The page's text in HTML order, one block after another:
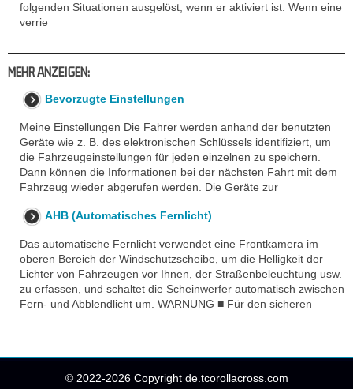
folgenden Situationen ausgelöst, wenn er aktiviert ist: Wenn eine
verrie
MEHR ANZEIGEN:
Bevorzugte Einstellungen
Meine Einstellungen Die Fahrer werden anhand der benutzten
Geräte wie z. B. des elektronischen Schlüssels identifiziert, um
die Fahrzeugeinstellungen für jeden einzelnen zu speichern.
Dann können die Informationen bei der nächsten Fahrt mit dem
Fahrzeug wieder abgerufen werden. Die Geräte zur
AHB (Automatisches Fernlicht)
Das automatische Fernlicht verwendet eine Frontkamera im
oberen Bereich der Windschutzscheibe, um die Helligkeit der
Lichter von Fahrzeugen vor Ihnen, der Straßenbeleuchtung usw.
zu erfassen, und schaltet die Scheinwerfer automatisch zwischen
Fern- und Abblendlicht um. WARNUNG ■ Für den sicheren
© 2022-2026 Copyright de.tcorollacross.com